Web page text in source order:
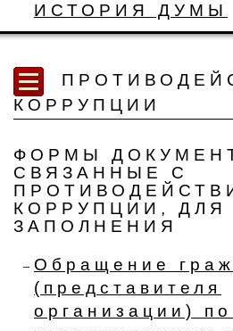
ИСТОРИЯ ДУМЫ
КОРРУПЦИИ
ФОРМЫ
СВЯЗАННЫЕ С
КОРРУПЦИИ, ДЛЯ
ЗАПОЛНЕНИЯ
Обращение
(представителя
организации)